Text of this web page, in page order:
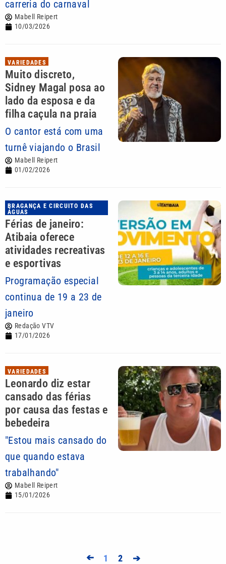
carreria do carnaval
Mabell Reipert
10/03/2026
VARIEDADES
Muito discreto,
Sidney Magal posa ao
lado da esposa e da
filha caçula na praia
O cantor está com uma
turnê viajando o Brasil
Mabell Reipert
01/02/2026
BRAGANÇA E CIRCUITO DAS
ÁGUAS
Férias de janeiro:
Atibaia oferece
atividades recreativas
e esportivas
Programação especial
continua de 19 a 23 de
janeiro
Redação VTV
17/01/2026
VARIEDADES
Leonardo diz estar
cansado das férias
por causa das festas e
bebedeira
"Estou mais cansado do
que quando estava
trabalhando"
Mabell Reipert
15/01/2026
➔ 1 2 ➔